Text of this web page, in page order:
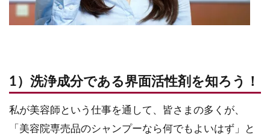
1）洗浄成分である界面活性剤を知ろう！
私が美容師という仕事を通して、皆さまの多くが、
「美容院専売品のシャンプーなら何でもよいはず」と